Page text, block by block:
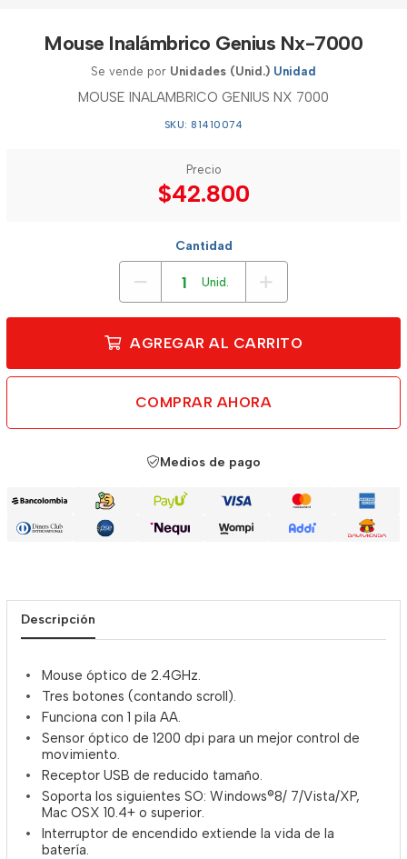
Mouse Inalámbrico Genius Nx-7000
Se vende por Unidades (Unid.) Unidad
MOUSE INALAMBRICO GENIUS NX 7000
SKU: 81410074
Precio
$42.800
Cantidad
Unid.
AGREGAR AL CARRITO
COMPRAR AHORA
Medios de pago
Descripción
Mouse óptico de 2.4GHz.
Tres botones (contando scroll).
Funciona con 1 pila AA.
Sensor óptico de 1200 dpi para un mejor control de
movimiento.
Receptor USB de reducido tamaño.
Soporta los siguientes SO: Windows®8/ 7/Vista/XP,
Mac OSX 10.4+ o superior.
Interruptor de encendido extiende la vida de la
batería.